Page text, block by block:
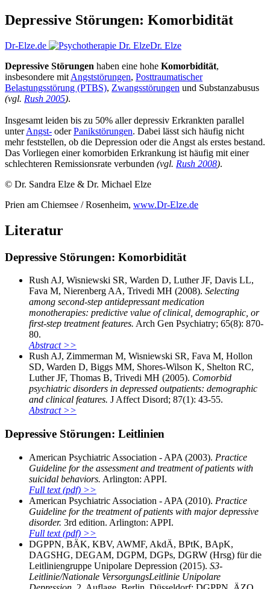
Depressive Störungen: Komorbidität
Dr-Elze.de
Dr. Elze
Depressive Störungen haben eine hohe Komorbidität,
insbesondere mit Angststörungen, Posttraumatischer
Belastungsstörung (PTBS), Zwangsstörungen und Substanzabusus
(vgl. Rush 2005).
Insgesamt leiden bis zu 50% aller depressiv Erkrankten parallel
unterAngst- oderPanikstörungen. Dabei lässt sich häufig nicht
mehr feststellen, ob die Depression oder die Angst als erstes bestand.
Das Vorliegen einer komorbiden Erkrankung ist häufig mit einer
schlechteren Remissionsrate verbunden (vgl. Rush 2008).
© Dr. Sandra Elze & Dr. Michael Elze
Prien am Chiemsee / Rosenheim, www.Dr-Elze.de
Literatur
Depressive Störungen: Komorbidität
Rush AJ, Wisniewski SR, Warden D, Luther JF, Davis LL,
Fava M, Nierenberg AA, Trivedi MH (2008). Selecting
among second-step antidepressant medication
monotherapies: predictive value of clinical, demographic, or
first-step treatment features. Arch Gen Psychiatry; 65(8): 870-
80.
Abstract >>
Rush AJ, Zimmerman M, Wisniewski SR, Fava M, Hollon
SD, Warden D, Biggs MM, Shores-Wilson K, Shelton RC,
Luther JF, Thomas B, Trivedi MH (2005). Comorbid
psychiatric disorders in depressed outpatients: demographic
and clinical features. J Affect Disord; 87(1): 43-55.
Abstract >>
Depressive Störungen: Leitlinien
American Psychiatric Association - APA (2003). Practice
Guideline for the assessment and treatment of patients with
suicidal behaviors. Arlington: APPI.
Full text (pdf) >>
American Psychiatric Association - APA (2010). Practice
Guideline for the treatment of patients with major depressive
disorder. 3rd edition. Arlington: APPI.
Full text (pdf) >>
DGPPN, BÄK, KBV, AWMF, AkdÄ, BPtK, BApK,
DAGSHG, DEGAM, DGPM, DGPs, DGRW (Hrsg) für die
Leitliniengruppe Unipolare Depression (2015). S3-
Leitlinie/Nationale VersorgungsLeitlinie Unipolare